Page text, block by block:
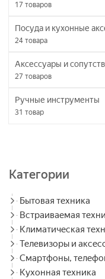
17 товаров
Посуда и кухонные
24 товара
Аксессуары и
27 товаров
Ручные инструменты
31 товар
Категории
Бытовая техника
Встраиваемая
Климатическая
Телевизоры и
Смартфоны,
Кухонная техника